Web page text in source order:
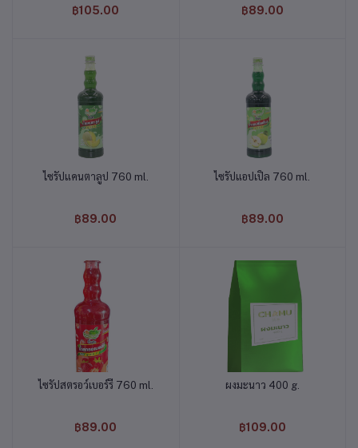
฿105.00 ฿89.00
หยิบใส่ตะกร้า
ไซรัปแคนตาลูป 760 ml.
฿89.00
หยิบใส่ตะกร้า
ไซรัปแอปเปิ้ล 760 ml.
฿89.00
หยิบใส่ตะกร้า
ไซรัปสตรอว์เบอร์รี่ 760 ml.
฿89.00
หยิบใส่ตะกร้า
ผงมะนาว 400 g.
฿109.00